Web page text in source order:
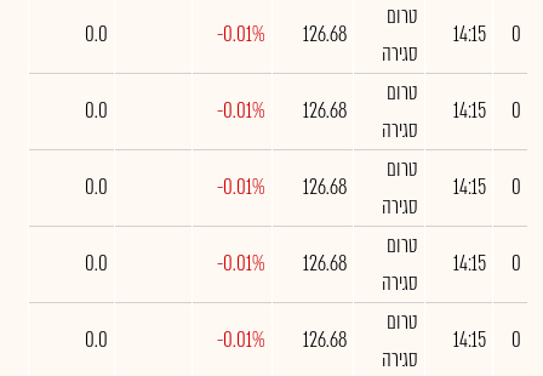
0
14:15
טרום
סגירה
126.68
-0.01%
0.0
0
14:15
טרום
סגירה
126.68
-0.01%
0.0
0
14:15
טרום
סגירה
126.68
-0.01%
0.0
0
14:15
טרום
סגירה
126.68
-0.01%
0.0
0
14:15
טרום
סגירה
126.68
-0.01%
0.0